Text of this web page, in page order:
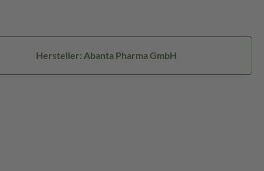
Hersteller: Abanta Pharma GmbH